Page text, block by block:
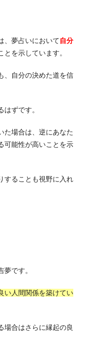
、夢占いにおいて自分
とを示しています。
、自分の決めた道を信
ずです。
た場合は、逆にあなた
可能性が高いことを示
することも視野に入れ
です。
い人間関係を築けてい
場合はさらに縁起の良